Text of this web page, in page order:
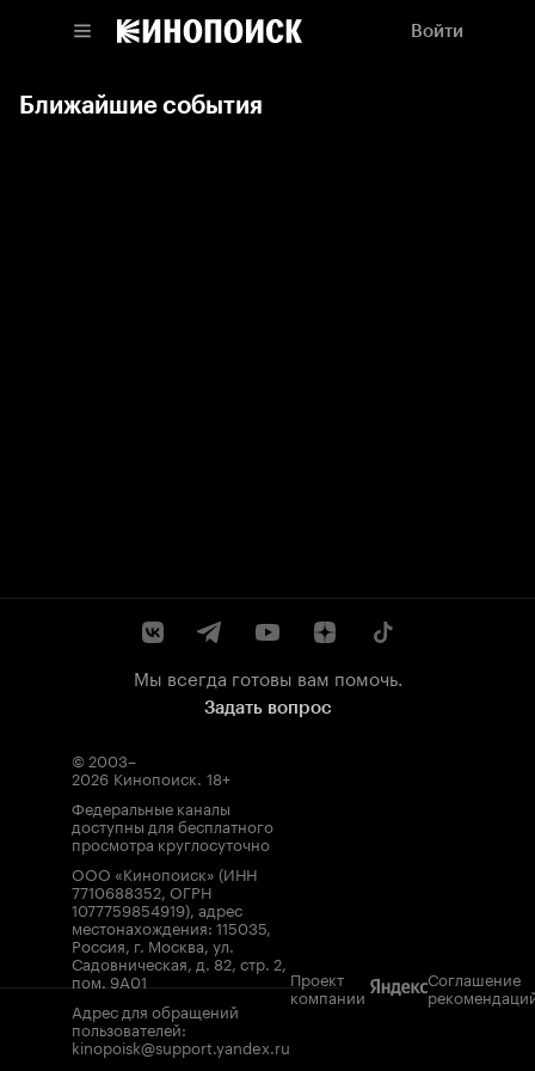
Войти
Ближайшие события
Мы всегда готовы вам помочь.
Задать вопрос
© 2003–
2026 Кинопоиск. 18+
Федеральные каналы
доступны для бесплатного
просмотра круглосуточно
ООО «Кинопоиск» (ИНН
7710688352, ОГРН
1077759854919), адрес
местонахождения: 115035,
Россия, г. Москва, ул.
Садовническая, д. 82, стр. 2,
пом. 9А01
Адрес для обращений
пользователей:
kinopoisk@support.yandex.ru
Проект
компании
Соглашение